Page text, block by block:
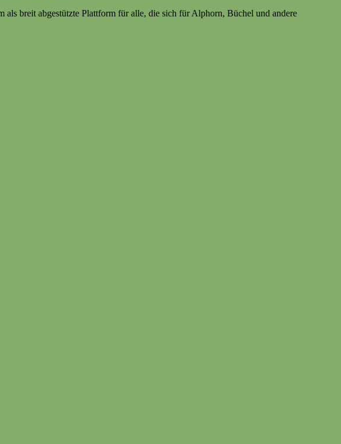
als breit abgestützte Plattform für alle, die sich für Alphorn, Büchel und andere